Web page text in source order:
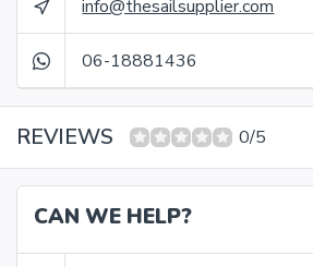
info@thesailsupplier.com
06-18881436
REVIEWS 0/5
CAN WE HELP?